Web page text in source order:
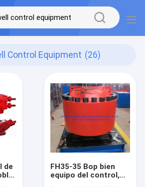
Control Equipment (26)
de
FH35-35 Bop bien
equipo del control,